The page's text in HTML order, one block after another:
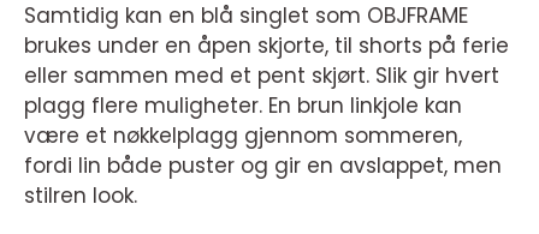
Samtidig kan en blå singlet som OBJFRAME
brukes under en åpen skjorte, til shorts på ferie
eller sammen med et pent skjørt. Slik gir hvert
plagg flere muligheter. En brun linkjole kan
være et nøkkelplagg gjennom sommeren,
fordi lin både puster og gir en avslappet, men
stilren look.